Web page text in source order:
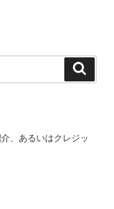
、あるいはクレジッ